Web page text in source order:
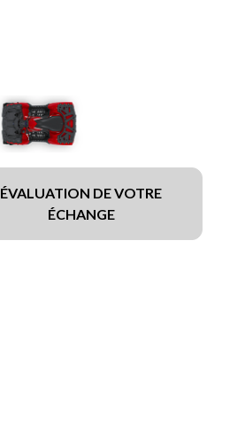
ÉVALUATION DE VOTRE
ÉCHANGE